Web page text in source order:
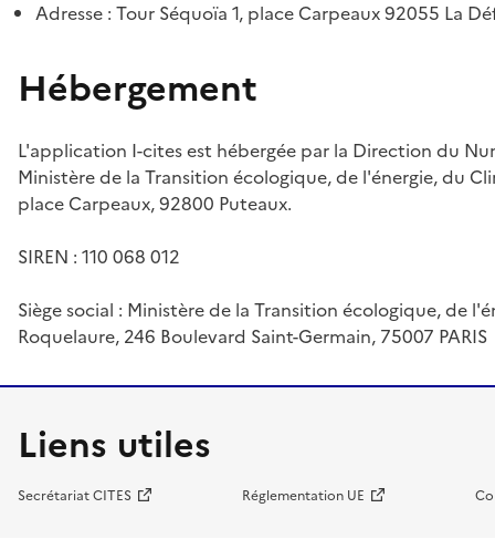
Adresse : Tour Séquoïa 1, place Carpeaux 92055 La
Hébergement
L'application I-cites est hébergée par la Direction du
Ministère de la Transition écologique, de l'énergie, du
place Carpeaux, 92800 Puteaux.
SIREN : 110 068 012
Siège social : Ministère de la Transition écologique, de
Roquelaure, 246 Boulevard Saint-Germain, 75007 PARIS
Liens utiles
Secrétariat CITES Réglementation UE